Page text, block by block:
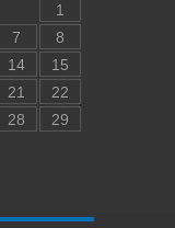
1
7
8
14
15
21
22
28
29